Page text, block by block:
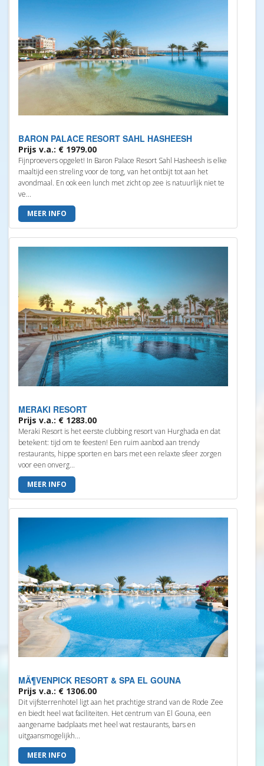
BARON PALACE RESORT SAHL HASHEESH
Prijs v.a.: € 1979.00
Fijnproevers opgelet! In Baron Palace Resort Sahl Hasheesh is elke
maaltijd een streling voor de tong, van het ontbijt tot aan het
avondmaal. En ook een lunch met zicht op zee is natuurlijk niet te
ve...
MEER INFO
MERAKI RESORT
Prijs v.a.: € 1283.00
Meraki Resort is het eerste clubbing resort van Hurghada en dat
betekent: tijd om te feesten! Een ruim aanbod aan trendy
restaurants, hippe sporten en bars met een relaxte sfeer zorgen
voor een onverg...
MEER INFO
MÃ¶VENPICK RESORT & SPA EL GOUNA
Prijs v.a.: € 1306.00
Dit vijfsterrenhotel ligt aan het prachtige strand van de Rode Zee
en biedt heel wat faciliteiten. Het centrum van El Gouna, een
aangename badplaats met heel wat restaurants, bars en
uitgaansmogelijkh...
MEER INFO